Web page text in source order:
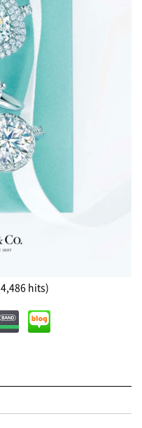
hits)